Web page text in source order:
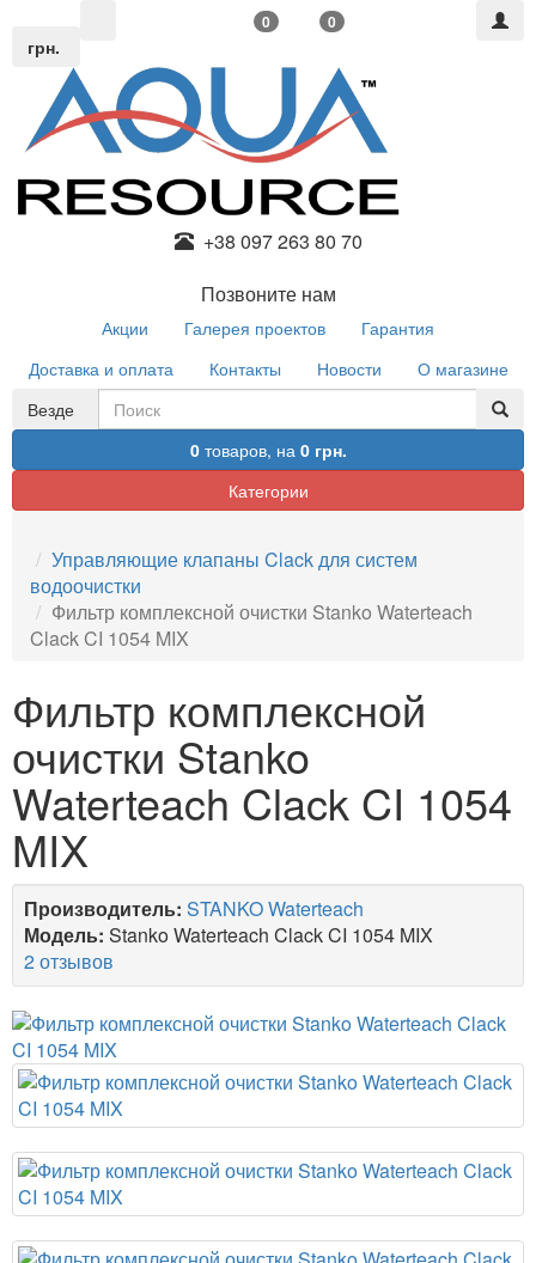
грн.
0 0
+38 097 263 80 70
Позвоните нам
Акции Галерея проектов
Гарантия
Доставка и оплата
Контакты Новости
О магазине
Везде
0товаров, на 0 грн.
Категории
Управляющие клапаны Clack для систем
водоочистки
Фильтр комплексной очистки Stanko Waterteach
Clack CI 1054 MIX
Фильтр комплексной
очистки Stanko
Waterteach Clack CI 1054
MIX
Производитель: STANKO Waterteach
Модель: Stanko Waterteach Clack CI 1054 MIX
2 отзывов